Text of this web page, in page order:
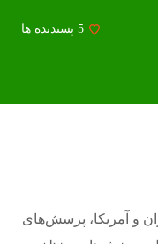
5 پسندیده ها
و آمریکا، پرسش‌های